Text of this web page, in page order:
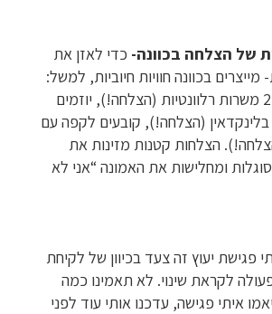
של הצלחה בכוונה- כדי לאזן את
מייצרים בכוונה חוויות חיוביות, למשל:
מאתרים מחר פי 2 משרות רלוונטיות (הצלחה!), יוזמים
אנשים בלינקדאין (הצלחה!), קובעים לקפה עם
הצלחות קטנות מזינות את
ומחלישות את האמונה “אני לא
פגישת יעוץ זה צעד בכיוון של לקיחת
לקראת שינוי. לא תאמינו כמה
איתי פגישה, עדכנו אותי עוד לפני